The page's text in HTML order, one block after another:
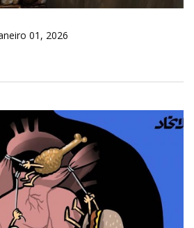
01, 2026